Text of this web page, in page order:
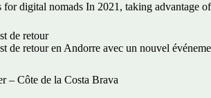
digital nomads In 2021, taking advantage
de retour
de retour en Andorre avec un nouvel
– Côte de la Costa Brava